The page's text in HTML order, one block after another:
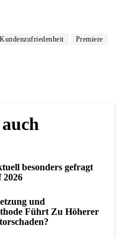
Kundenzufriedenheit Premiere
besonders gefragt
2026
und
Führt Zu Höherer